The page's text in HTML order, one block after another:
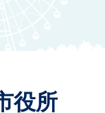
役所